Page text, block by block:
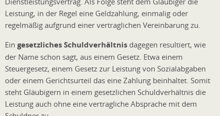
Leistung, in der Regel eine Geldzahlung, einmalig oder
regelmäßig aufgrund einer vertraglichen Vereinbarung zu.
Ein gesetzliches Schuldverhältnis dagegen resultiert, wie
der Name schon sagt, aus einem Gesetz. Etwa einem
Steuergesetz, einem Gesetz zur Leistung von Sozialabgaben
oder einem Gerichtsurteil das eine Zahlung beinhaltet. Somit
steht Gläubigern in einem gesetzlichen Schuldverhältnis die
Leistung auch ohne eine vertragliche Absprache mit dem